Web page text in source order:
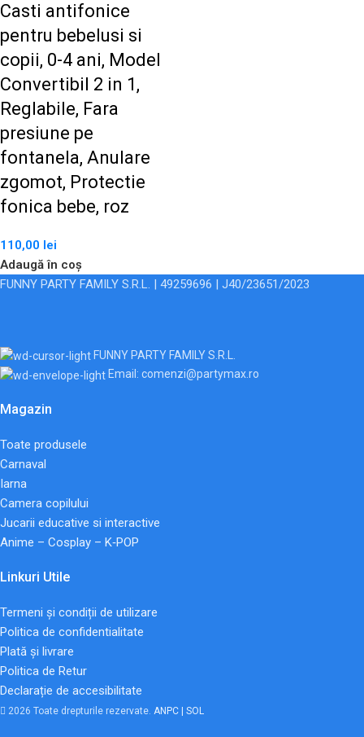
Casti antifonice
pentru bebelusi si
copii, 0-4 ani, Model
Convertibil 2 in 1,
Reglabile, Fara
presiune pe
fontanela, Anulare
zgomot, Protectie
fonica bebe, roz
110,00 lei
Adaugă în coș
FUNNY PARTY FAMILY S.R.L. | 49259696 | J40/23651/2023
FUNNY PARTY FAMILY S.R.L.
Email: comenzi@partymax.ro
Magazin
Toate produsele
Carnaval
Iarna
Camera copilului
Jucarii educative si interactive
Anime – Cosplay – K‑POP
Linkuri Utile
Termeni și condiții de utilizare
Politica de confidentialitate
Plată și livrare
Politica de Retur
Declarație de accesibilitate
2026 Toate drepturile rezervate. ANPC | SOL